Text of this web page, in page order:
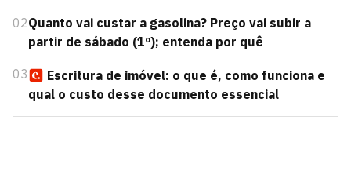
02Quanto vai custar a gasolina? Preço vai subir a
partir de sábado (1º); entenda por quê
03
Escritura de imóvel: o que é, como funciona e
qual o custo desse documento essencial